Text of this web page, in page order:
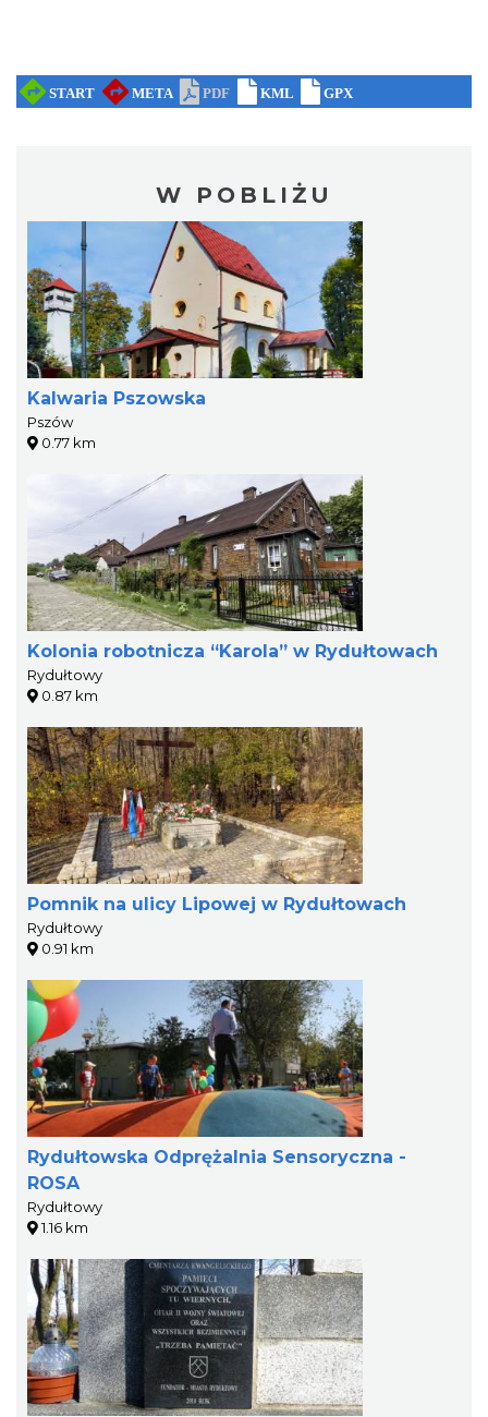
W POBLIŻU
Kalwaria Pszowska
Pszów
0.77 km
Kolonia robotnicza “Karola” w Rydułtowach
Rydułtowy
0.87 km
Pomnik na ulicy Lipowej w Rydułtowach
Rydułtowy
0.91 km
Rydułtowska Odprężalnia Sensoryczna -
ROSA
Rydułtowy
1.16 km